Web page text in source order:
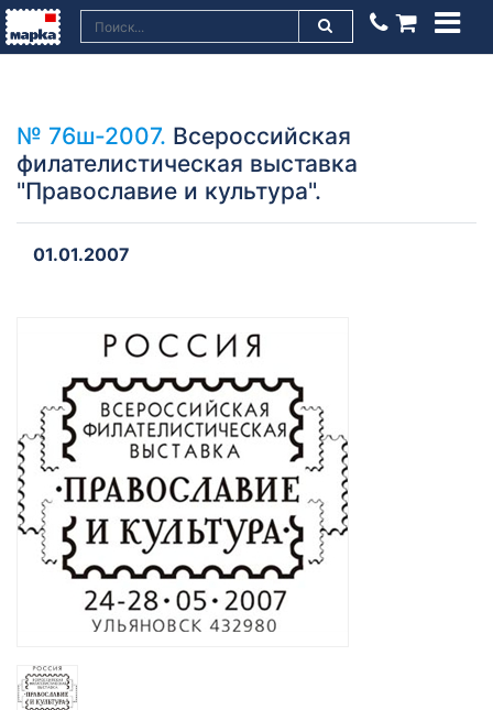
№ 76ш-2007. Всероссийская
филателистическая выставка
"Православие и культура".
01.01.2007